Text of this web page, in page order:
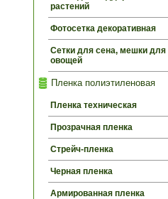
растений
Фотосетка декоративная
Сетки для сена, мешки для
овощей
Пленка полиэтиленовая
Пленка техническая
Прозрачная пленка
Стрейч-пленка
Черная пленка
Армированная пленка